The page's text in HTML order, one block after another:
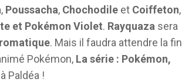
, Poussacha, Chochodile et Coiffeton,
et Pokémon Violet. Rayquaza sera
. Mais il faudra attendre la fin
Pokémon, La série : Pokémon,
Paldéa !